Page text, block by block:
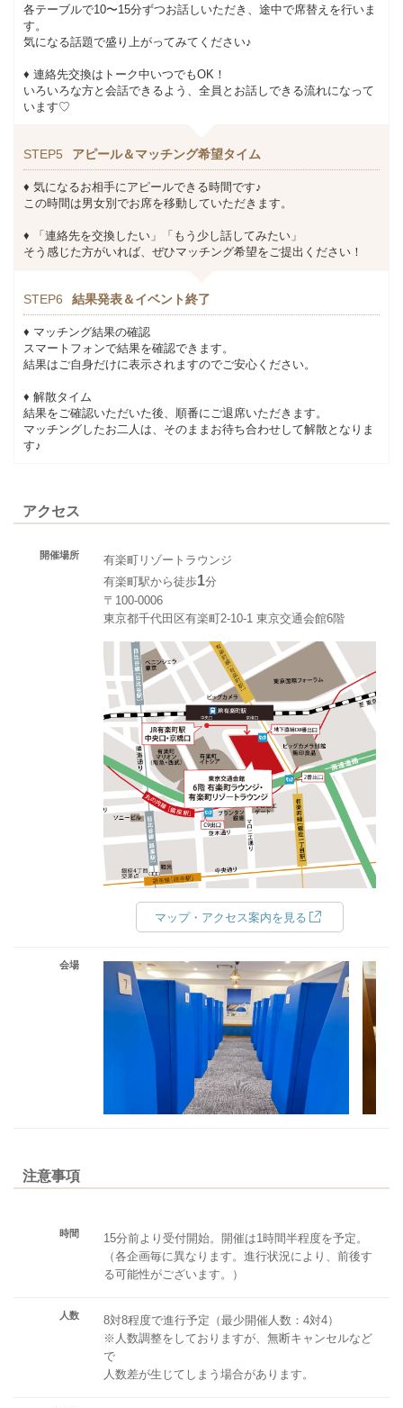
各テーブルで10〜15分ずつお話しいただき、途中で席替えを行いま
す。
気になる話題で盛り上がってみてください♪
♦ 連絡先交換はトーク中いつでもOK！
いろいろな方と会話できるよう、全員とお話しできる流れになって
います♡
STEP5 アピール＆マッチング希望タイム
♦ 気になるお相手にアピールできる時間です♪
この時間は男女別でお席を移動していただきます。
♦ 「連絡先を交換したい」「もう少し話してみたい」
そう感じた方がいれば、ぜひマッチング希望をご提出ください！
STEP6 結果発表＆イベント終了
♦ マッチング結果の確認
スマートフォンで結果を確認できます。
結果はご自身だけに表示されますのでご安心ください。
♦ 解散タイム
結果をご確認いただいた後、順番にご退席いただきます。
マッチングしたお二人は、そのままお待ち合わせして解散となりま
す♪
アクセス
開催場所
有楽町リゾートラウンジ
有楽町駅から徒歩1分
〒100-0006
東京都千代田区有楽町2-10-1 東京交通会館6階
マップ・アクセス案内を見る
会場
注意事項
時間
15分前より受付開始。開催は1時間半程度を予定。
（各企画毎に異なります。進行状況により、前後す
る可能性がございます。）
人数
8対8程度で進行予定（最少開催人数：4対4）
※人数調整をしておりますが、無断キャンセルなど
で
人数差が生じてしまう場合があります。